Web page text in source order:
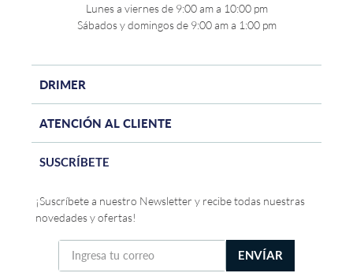
Lunes a viernes de 9:00 am a 10:00 pm
Sábados y domingos de 9:00 am a 1:00 pm
DRIMER
ATENCIÓN AL CLIENTE
SUSCRÍBETE
¡Suscríbete a nuestro Newsletter y recibe todas nuestras
novedades y ofertas!
ENVÍAR